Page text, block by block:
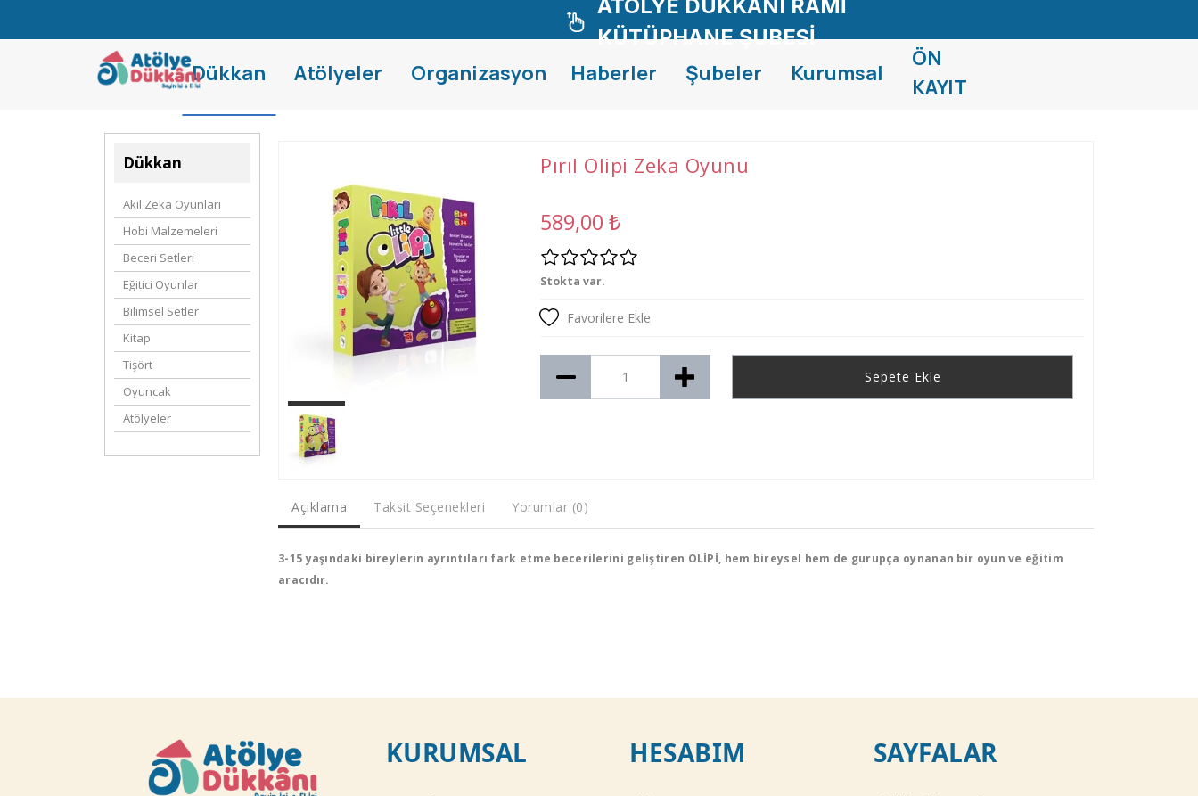
Dükkan
Akıl Zeka Oyunları
Hobi Malzemeleri
Beceri Setleri
Eğitici Oyunlar
Bilimsel Setler
Kitap
Tişört
Oyuncak
Atölyeler
Pırıl Olipi Zeka Oyunu
589,00 ₺
Stokta var.
Favorilere Ekle
Sepete Ekle
Açıklama Taksit Seçenekleri Yorumlar (0)
3-15 yaşındaki bireylerin ayrıntıları fark etme becerilerini geliştiren OLİPİ, hem bireysel hem de gurupça oynanan bir oyun ve eğitim
aracıdır.
ATÖLYE DÜKKANI RAMİ
KÜTÜPHANE ŞUBESİ
Dükkan Atölyeler Organizasyon Haberler Şubeler Kurumsal
ÖN
KAYIT
KURUMSAL HESABIM SAYFALAR